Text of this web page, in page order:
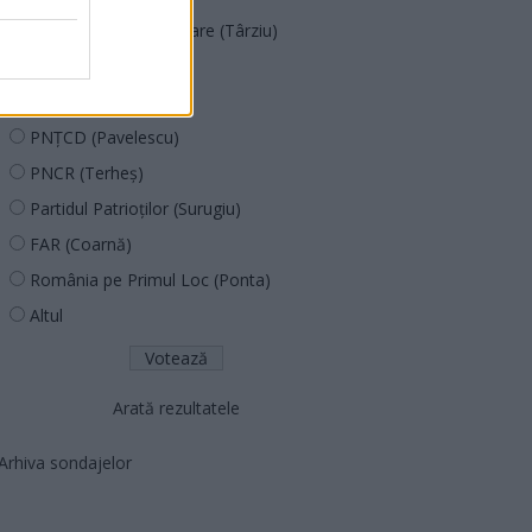
Acțiunea Conservatoare (Târziu)
PNȚCD (Pavelescu)
PNCR (Terheș)
Partidul Patrioților (Surugiu)
FAR (Coarnă)
România pe Primul Loc (Ponta)
Altul
Arată rezultatele
sondajelor